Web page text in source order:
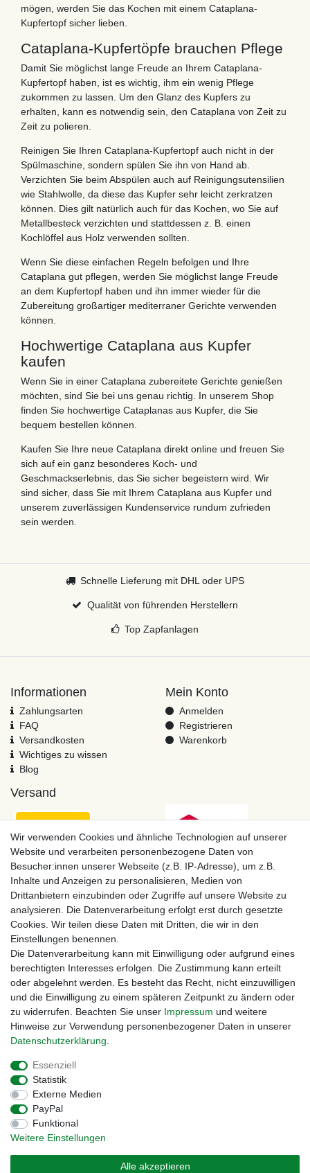
mögen, werden Sie das Kochen mit einem Cataplana-
Kupfertopf sicher lieben.
Cataplana-Kupfertöpfe brauchen Pflege
Damit Sie möglichst lange Freude an Ihrem Cataplana-
Kupfertopf haben, ist es wichtig, ihm ein wenig Pflege
zukommen zu lassen. Um den Glanz des Kupfers zu
erhalten, kann es notwendig sein, den Cataplana von Zeit zu
Zeit zu polieren.
Reinigen Sie Ihren Cataplana-Kupfertopf auch nicht in der
Spülmaschine, sondern spülen Sie ihn von Hand ab.
Verzichten Sie beim Abspülen auch auf Reinigungsutensilien
wie Stahlwolle, da diese das Kupfer sehr leicht zerkratzen
können. Dies gilt natürlich auch für das Kochen, wo Sie auf
Metallbesteck verzichten und stattdessen z. B. einen
Kochlöffel aus Holz verwenden sollten.
Wenn Sie diese einfachen Regeln befolgen und Ihre
Cataplana gut pflegen, werden Sie möglichst lange Freude
an dem Kupfertopf haben und ihn immer wieder für die
Zubereitung großartiger mediterraner Gerichte verwenden
können.
Hochwertige Cataplana aus Kupfer
kaufen
Wenn Sie in einer Cataplana zubereitete Gerichte genießen
möchten, sind Sie bei uns genau richtig. In unserem Shop
finden Sie hochwertige Cataplanas aus Kupfer, die Sie
bequem bestellen können.
Kaufen Sie Ihre neue Cataplana direkt online und freuen Sie
sich auf ein ganz besonderes Koch- und
Geschmackserlebnis, das Sie sicher begeistern wird. Wir
sind sicher, dass Sie mit Ihrem Cataplana aus Kupfer und
unserem zuverlässigen Kundenservice rundum zufrieden
sein werden.
Schnelle Lieferung mit DHL oder UPS
Qualität von führenden Herstellern
Top Zapfanlagen
Informationen
Zahlungsarten
FAQ
Versandkosten
Wichtiges zu wissen
Blog
Mein Konto
Anmelden
Registrieren
Warenkorb
Versand
Zahlungsmöglichkeiten
Impressum
Widerrufs­recht
Wir verwenden Cookies und ähnliche Technologien auf unserer
Website und verarbeiten personenbezogene Daten von
Besucher:innen unserer Webseite (z.B. IP-Adresse), um z.B.
Inhalte und Anzeigen zu personalisieren, Medien von
Drittanbietern einzubinden oder Zugriffe auf unsere Website zu
analysieren. Die Datenverarbeitung erfolgt erst durch gesetzte
Cookies. Wir teilen diese Daten mit Dritten, die wir in den
Einstellungen benennen.
Die Datenverarbeitung kann mit Einwilligung oder aufgrund eines
berechtigten Interesses erfolgen. Die Zustimmung kann erteilt
oder abgelehnt werden. Es besteht das Recht, nicht einzuwilligen
und die Einwilligung zu einem späteren Zeitpunkt zu ändern oder
zu widerrufen. Beachten Sie unser Impressum und weitere
Hinweise zur Verwendung personenbezogener Daten in unserer
Daten­schutz­erklärung
Essenziell
Statistik
Externe Medien
PayPal
Funktional
Weitere Einstellungen
Alle akzeptieren